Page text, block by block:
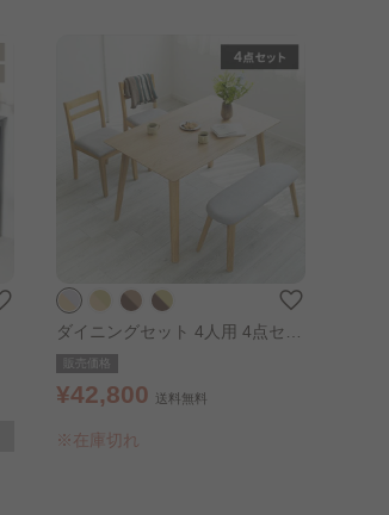
ダイニングセット 4人用 4点セッ
ト オーク×グレー
販売価格
¥42,800 送料無料
※在庫切れ